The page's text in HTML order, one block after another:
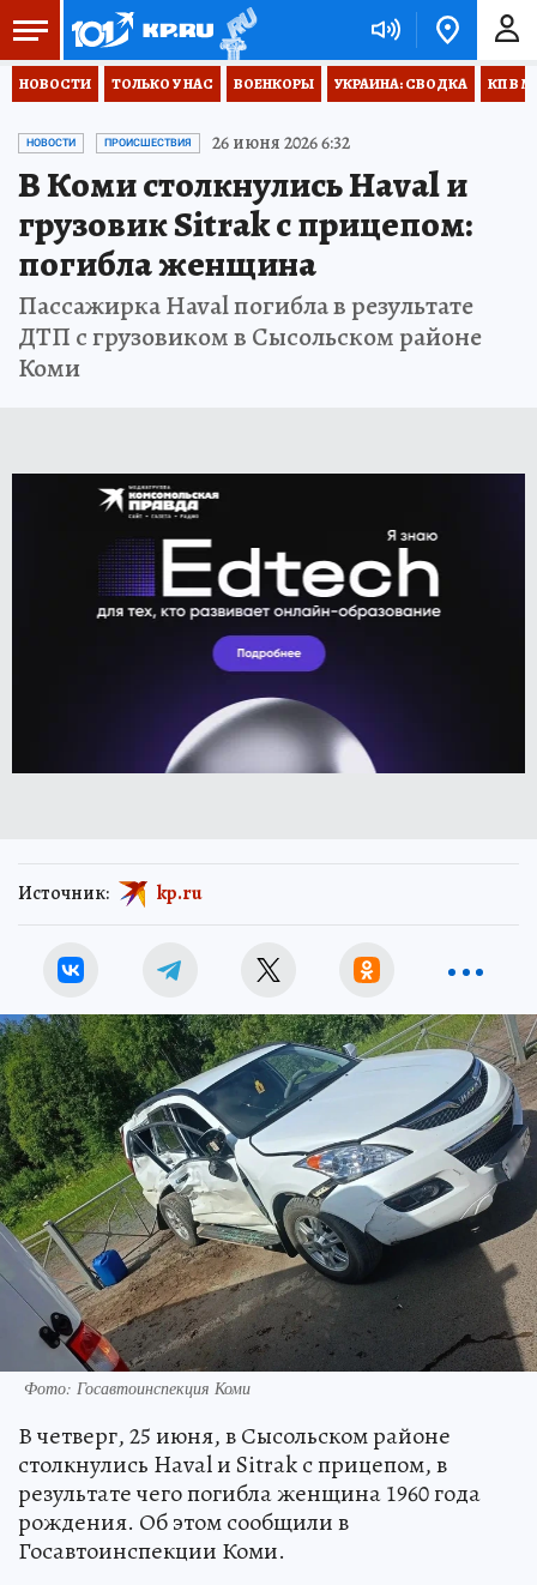
НОВОСТИ ТОЛЬКО У НАС ВОЕНКОРЫ УКРАИНА: СВОДКА КП В
НОВОСТИ ПРОИСШЕСТВИЯ 26 июня 2026 6:32
В Коми столкнулись Haval и
грузовик Sitrak с прицепом:
погибла женщина
Пассажирка Haval погибла в результате
ДТП с грузовиком в Сысольском районе
Коми
Источник: kp.ru
Фото: Госавтоинспекция Коми
В четверг, 25 июня, в Сысольском районе
столкнулись Haval и Sitrak с прицепом, в
результате чего погибла женщина 1960 года
рождения. Об этом сообщили в
Госавтоинспекции Коми.